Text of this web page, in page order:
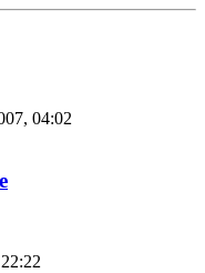
04:02